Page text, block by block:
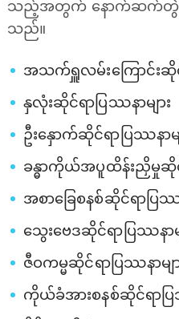
သည့်အတွက် နောက်ဆက်တွဲပြဿ
သည်။
အသက်ရှူလမ်းကြောင်းဆိုင်
နှလုံးဆိုင်ရာပြဿနာများ
ဦးနှောက်ဆိုင်ရာပြဿနာမ
ခန္ဓာကိုယ်အပူထိန်းညှိမှုဆိုင်
အစာခြေစနစ်ဆိုင်ရာပြဿ
သွေးဗေဒဆိုင်ရာပြဿနာမ
ဇီဝကမ္မဆိုင်ရာပြဿနာမျ
ကိုယ်ခံအားစနစ်ဆိုင်ရာပြ